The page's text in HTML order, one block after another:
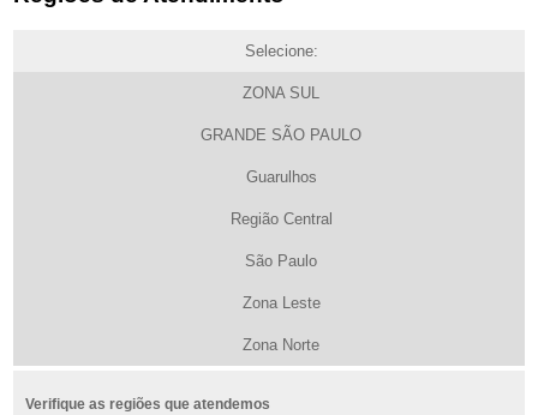
Selecione:
ZONA SUL
GRANDE SÃO PAULO
Guarulhos
Região Central
São Paulo
Zona Leste
Zona Norte
Verifique as regiões que atendemos